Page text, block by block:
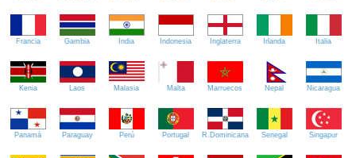
Francia Gambia India Indonesia Inglaterra Irlanda Italia
Kenia Laos Malasia Malta Marruecos Nepal Nicaragua
Panamá Paraguay Perú Portugal R.Dominicana Senegal Singapur